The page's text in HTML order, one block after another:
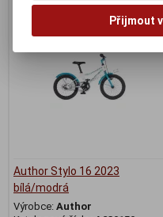
Na dotaz
Author Stylo 16 2023
bílá/modrá
Výrobce: Author
Přijmout